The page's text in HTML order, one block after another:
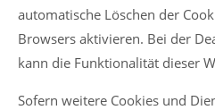
automatische Löschen der
Browsers aktivieren. Bei der
kann die Funktionalität dieser
Sofern weitere Cookies und